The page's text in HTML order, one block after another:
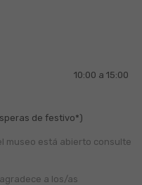
10:00 a 15:00
de festivo*)
museo está abierto consulte
a los/as